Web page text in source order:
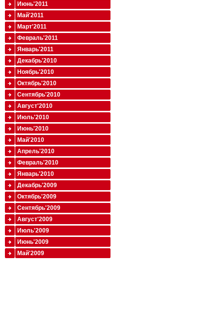
Июнь'2011
Май'2011
Март'2011
Февраль'2011
Январь'2011
Декабрь'2010
Ноябрь'2010
Октябрь'2010
Сентябрь'2010
Август'2010
Июль'2010
Июнь'2010
Май'2010
Апрель'2010
Февраль'2010
Январь'2010
Декабрь'2009
Октябрь'2009
Сентябрь'2009
Август'2009
Июль'2009
Июнь'2009
Май'2009